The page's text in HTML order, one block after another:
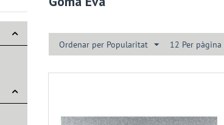
Ordenar per Popularitat 12 Per pàgina